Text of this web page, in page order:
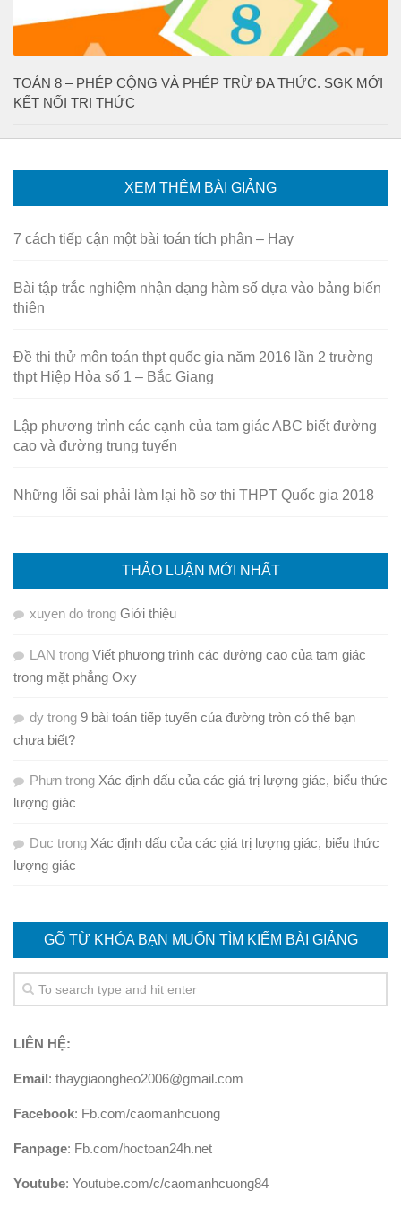
TOÁN 8 – PHÉP CỘNG VÀ PHÉP TRỪ ĐA THỨC. SGK MỚI
KẾT NỐI TRI THỨC
XEM THÊM BÀI GIẢNG
7 cách tiếp cận một bài toán tích phân – Hay
Bài tập trắc nghiệm nhận dạng hàm số dựa vào bảng biến
thiên
Đề thi thử môn toán thpt quốc gia năm 2016 lần 2 trường
thpt Hiệp Hòa số 1 – Bắc Giang
Lập phương trình các cạnh của tam giác ABC biết đường
cao và đường trung tuyến
Những lỗi sai phải làm lại hồ sơ thi THPT Quốc gia 2018
THẢO LUẬN MỚI NHẤT
xuyen do trong Giới thiệu
LAN trong Viết phương trình các đường cao của tam giác
trong mặt phẳng Oxy
dy trong 9 bài toán tiếp tuyến của đường tròn có thể bạn
chưa biết?
Phưn trong Xác định dấu của các giá trị lượng giác, biểu thức
lượng giác
Duc trong Xác định dấu của các giá trị lượng giác, biểu thức
lượng giác
GÕ TỪ KHÓA BẠN MUỐN TÌM KIẾM BÀI GIẢNG
LIÊN HỆ:
Email: thaygiaongheo2006@gmail.com
Facebook: Fb.com/caomanhcuong
Fanpage: Fb.com/hoctoan24h.net
Youtube: Youtube.com/c/caomanhcuong84